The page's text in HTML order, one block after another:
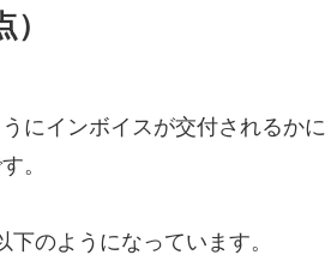
にインボイスが交付されるかに
。
のようになっています。